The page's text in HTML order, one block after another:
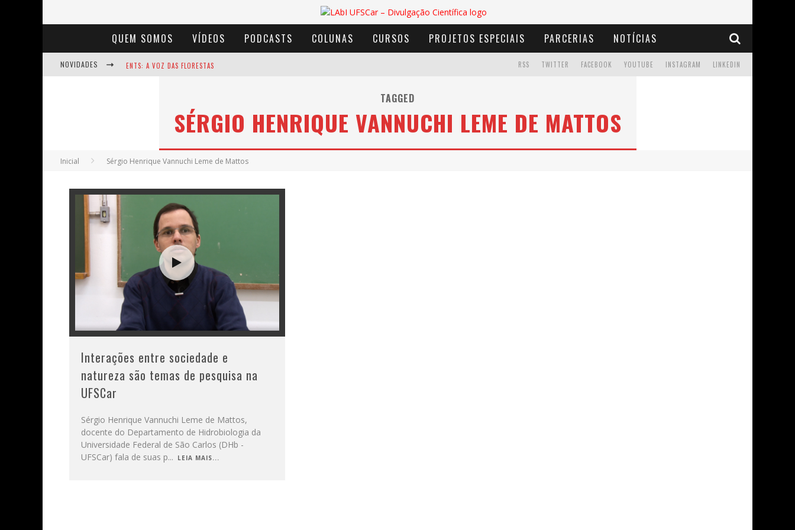
QUEM SOMOS VÍDEOS PODCASTS COLUNAS CURSOS PROJETOS ESPECIAIS PARCERIAS NOTÍCIAS
NOVIDADES ENTS: A VOZ DAS FLORESTAS
BAÚ DE HISTÓRIAS - A JAMAIS IMAGINADA AVENTURA COM OS MOINHOS DE VENTO
LINKEDIN
INSTAGRAM
YOUTUBE
FACEBOOK
TWITTER
RSS
TAGGED
SÉRGIO HENRIQUE VANNUCHI LEME DE MATTOS
Inicial Sérgio Henrique Vannuchi Leme de Mattos
Interações entre sociedade e
natureza são temas de pesquisa na
UFSCar
Sérgio Henrique Vannuchi Leme de Mattos,
docente do Departamento de Hidrobiologia da
Universidade Federal de São Carlos (DHb -
UFSCar) fala de suas p... LEIA MAIS...